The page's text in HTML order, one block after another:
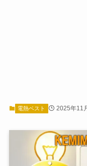
電熱ベスト 2025年11